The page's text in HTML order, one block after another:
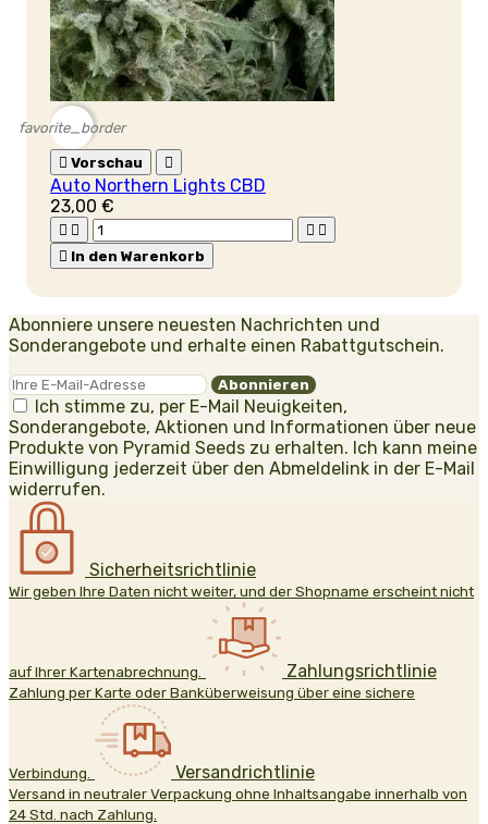
favorite_border
 Vorschau 
Auto Northern Lights CBD
23,00 €
   
 In den Warenkorb
Abonniere unsere neuesten Nachrichten und
Sonderangebote und erhalte einen Rabattgutschein.
Ich stimme zu, per E-Mail Neuigkeiten,
Sonderangebote, Aktionen und Informationen über neue
Produkte von Pyramid Seeds zu erhalten. Ich kann meine
Einwilligung jederzeit über den Abmeldelink in der E-Mail
widerrufen.
Sicherheitsrichtlinie
Wir geben Ihre Daten nicht weiter, und der Shopname erscheint nicht
auf Ihrer Kartenabrechnung. Zahlungsrichtlinie
Zahlung per Karte oder Banküberweisung über eine sichere
Verbindung. Versandrichtlinie
Versand in neutraler Verpackung ohne Inhaltsangabe innerhalb von
24 Std. nach Zahlung.